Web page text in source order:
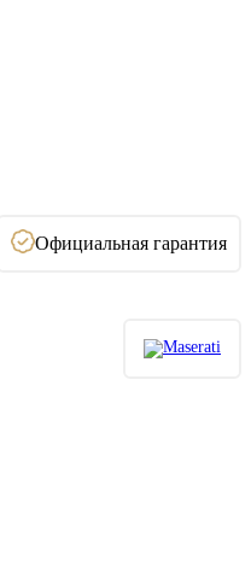
Официальная гарантия